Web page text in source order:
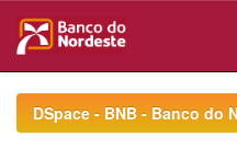
navigationDSpace - BNB - Banco do